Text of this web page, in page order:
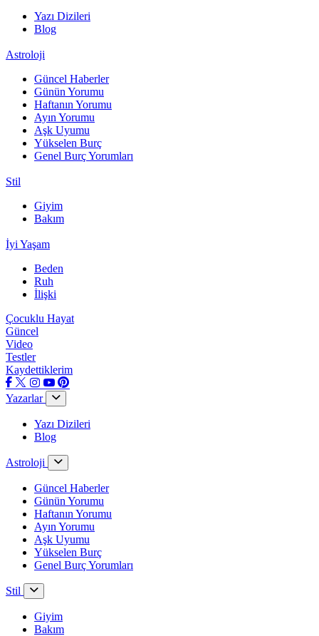
Yazı Dizileri
Blog
Astroloji
Güncel Haberler
Günün Yorumu
Haftanın Yorumu
Ayın Yorumu
Aşk Uyumu
Yükselen Burç
Genel Burç Yorumları
Stil
Giyim
Bakım
İyi Yaşam
Beden
Ruh
İlişki
Çocuklu Hayat
Güncel
Video
Testler
Kaydettiklerim
Yazarlar
Yazı Dizileri
Blog
Astroloji
Güncel Haberler
Günün Yorumu
Haftanın Yorumu
Ayın Yorumu
Aşk Uyumu
Yükselen Burç
Genel Burç Yorumları
Stil
Giyim
Bakım